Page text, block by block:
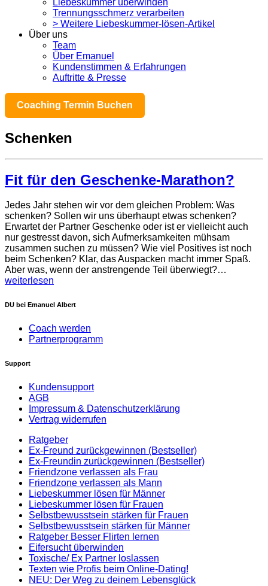
Trennungsschmerz verarbeiten
> Weitere Liebeskummer-lösen-Artikel
Über uns
Team
Über Emanuel
Kundenstimmen & Erfahrungen
Auftritte & Presse
Coaching Termin Buchen
Schenken
Fit für den Geschenke-Marathon?
Jedes Jahr stehen wir vor dem gleichen Problem: Was
schenken? Sollen wir uns überhaupt etwas schenken?
Erwartet der Partner Geschenke oder ist er vielleicht auch
nur gestresst davon, sich Aufmerksamkeiten mühsam
zusammen suchen zu müssen? Wie viel Positives ist noch
beim Schenken? Klar, das Auspacken macht immer Spaß.
Aber was, wenn der anstrengende Teil überwiegt?…
weiterlesen
DU bei Emanuel Albert
Coach werden
Partnerprogramm
Support
Kundensupport
AGB
Impressum & Datenschutzerklärung
Vertrag widerrufen
Ratgeber
Ex-Freund zurückgewinnen (Bestseller)
Ex-Freundin zurückgewinnen (Bestseller)
Friendzone verlassen als Frau
Friendzone verlassen als Mann
Liebeskummer lösen für Männer
Liebeskummer lösen für Frauen
Selbstbewusstsein stärken für Frauen
Selbstbewusstsein stärken für Männer
Ratgeber Besser Flirten lernen
Eifersucht überwinden
Toxische/ Ex Partner loslassen
Texten wie Profis beim Online-Dating!
NEU: Der Weg zu deinem Lebensglück